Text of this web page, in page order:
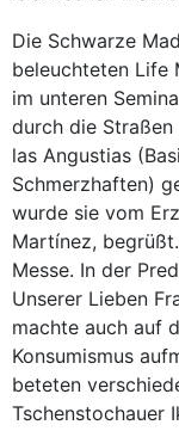
Die Schwarze
beleuchteten Life
im unteren
durch die
las Angustias
Schmerzhaften)
wurde sie vom
Martínez,
Messe. In der
Unserer Lieben
machte auch auf
Konsumismus
beteten
Tschenstochauer